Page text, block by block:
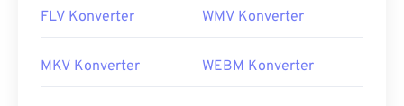
FLV Konverter WMV Konverter
MKV Konverter WEBM Konverter